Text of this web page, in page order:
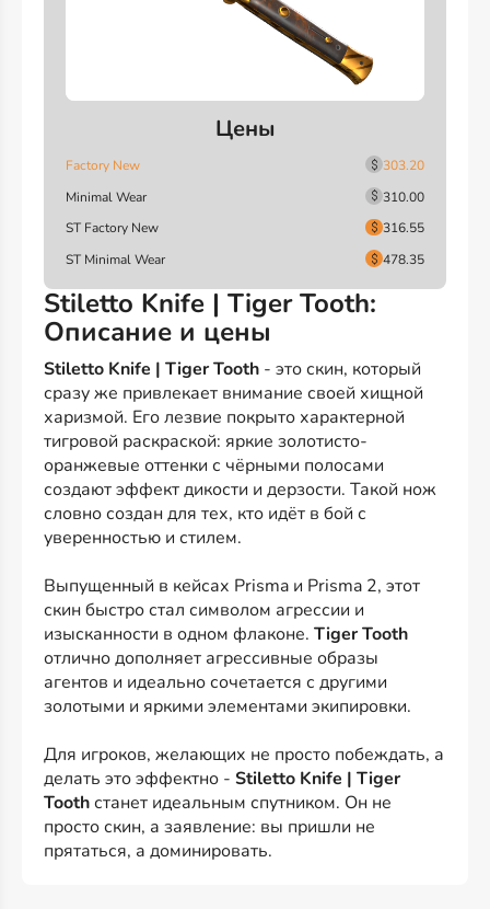
Цены
Factory New
303.20
Minimal Wear
310.00
ST Factory New
316.55
ST Minimal Wear
478.35
Stiletto Knife | Tiger Tooth:
Описание и цены
Stiletto Knife | Tiger Tooth - это скин, который
сразу же привлекает внимание своей хищной
харизмой. Его лезвие покрыто характерной
тигровой раскраской: яркие золотисто-
оранжевые оттенки с чёрными полосами
создают эффект дикости и дерзости. Такой нож
словно создан для тех, кто идёт в бой с
уверенностью и стилем.
Выпущенный в кейсах Prisma и Prisma 2, этот
скин быстро стал символом агрессии и
изысканности в одном флаконе. Tiger Tooth
отлично дополняет агрессивные образы
агентов и идеально сочетается с другими
золотыми и яркими элементами экипировки.
Для игроков, желающих не просто побеждать, а
делать это эффектно - Stiletto Knife | Tiger
Toothстанет идеальным спутником. Он не
просто скин, а заявление: вы пришли не
прятаться, а доминировать.